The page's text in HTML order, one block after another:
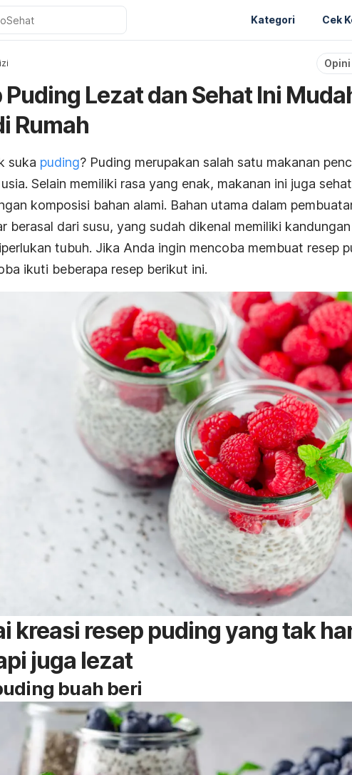
Kategori Cek
Puding Lezat dan Sehat Ini
Rumah
suka puding? Puding merupakan salah satu makanan
Selain memiliki rasa yang enak, makanan ini juga
komposisi bahan alami. Bahan utama dalam
berasal dari susu, yang sudah dikenal memiliki
tubuh. Jika Anda ingin mencoba membuat resep
ikuti beberapa resep berikut ini.
kreasi resep puding yang tak
juga lezat
buah beri